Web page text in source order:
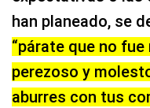
han planeado, se
“párate que no fue
perezoso y
aburres con tus